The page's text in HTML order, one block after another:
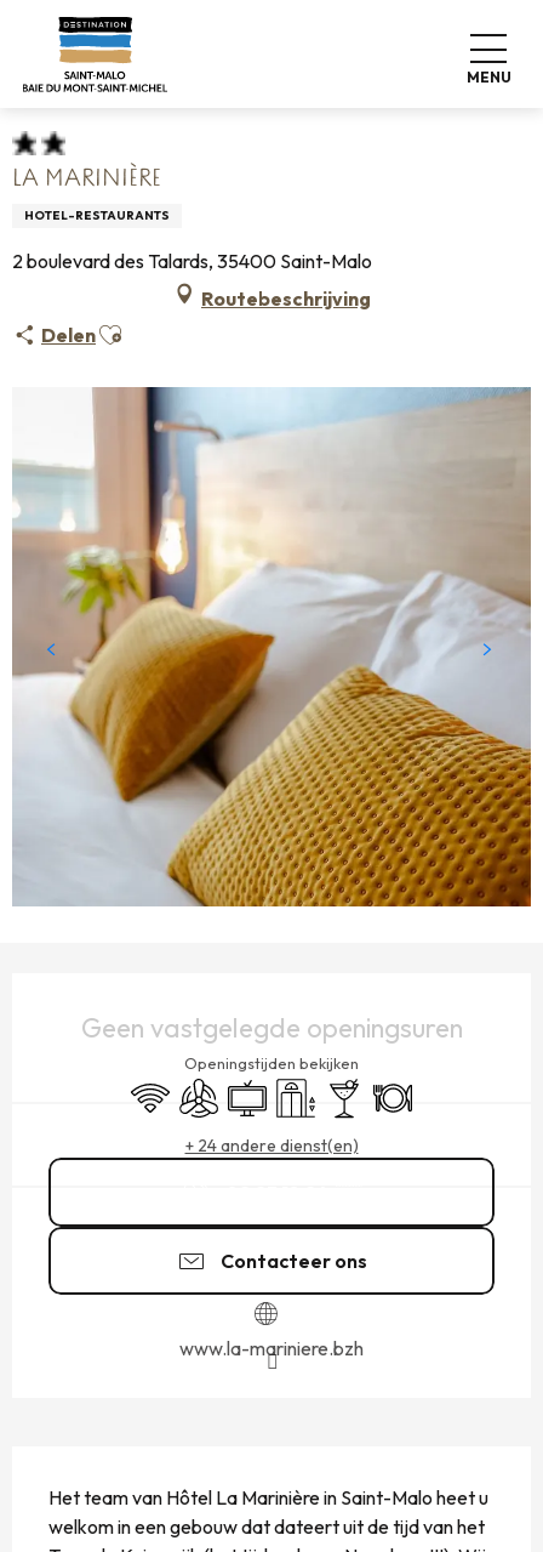
contenu
MENU
Home Koffers pakken
La Marinière
LA MARINIÈRE
HOTEL-RESTAURANTS
2 boulevard des Talards, 35400 Saint-Malo
Routebeschrijving
DelenAjouter aux favoris
Geen vastgelegde openingsuren
Openingstijden bekijken
Wifi Met aircoTelevisie
Lift Bar / Versnaperingsbar
Restaurant
+ 24 andere dienst(en)
Contacteer ons
www.la-mariniere.bzh
Het team van Hôtel La Marinière in Saint-Malo heet u
welkom in een gebouw dat dateert uit de tijd van het